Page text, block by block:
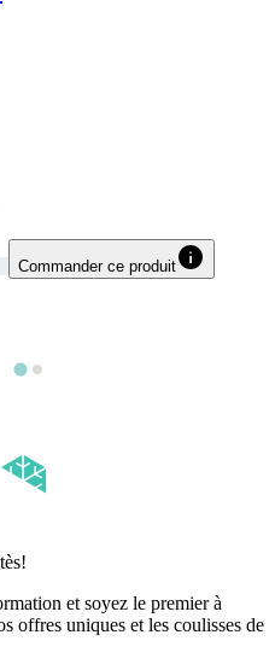
Commander ce produit
et soyez le premier à
offres uniques et les coulisses de